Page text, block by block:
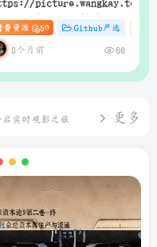
# zibll # C # AI
：Anna’s Archive
书快速下载的轻量级管
（支持Web界面与API）
费资源 50 Github严选
8个月前 66
实时观影之旅 更多